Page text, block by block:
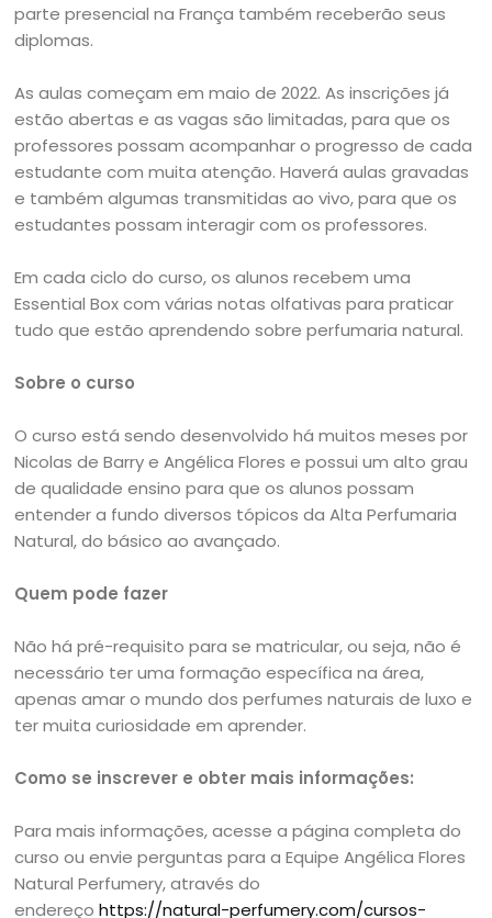
parte presencial na França também receberão seus
diplomas.
As aulas começam em maio de 2022. As inscrições já
estão abertas e as vagas são limitadas, para que os
professores possam acompanhar o progresso de cada
estudante com muita atenção. Haverá aulas gravadas
e também algumas transmitidas ao vivo, para que os
estudantes possam interagir com os professores.
Em cada ciclo do curso, os alunos recebem uma
Essential Box com várias notas olfativas para praticar
tudo que estão aprendendo sobre perfumaria natural.
Sobre o curso
O curso está sendo desenvolvido há muitos meses por
Nicolas de Barry e Angélica Flores e possui um alto grau
de qualidade ensino para que os alunos possam
entender a fundo diversos tópicos da Alta Perfumaria
Natural, do básico ao avançado.
Quem pode fazer
Não há pré-requisito para se matricular, ou seja, não é
necessário ter uma formação específica na área,
apenas amar o mundo dos perfumes naturais de luxo e
ter muita curiosidade em aprender.
Como se inscrever e obter mais informações:
Para mais informações, acesse a página completa do
curso ou envie perguntas para a Equipe Angélica Flores
Natural Perfumery, através do
endereçohttps://natural-perfumery.com/cursos-